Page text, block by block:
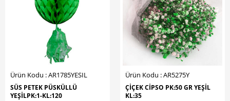
Ürün Kodu : AR1785YESIL
SÜS PETEK PÜSKÜLLÜ
YEŞİLPK:1-KL:120
Ürün Kodu : AR5275Y
ÇİÇEK CİPSO PK:50 GR YEŞİL
KL:35